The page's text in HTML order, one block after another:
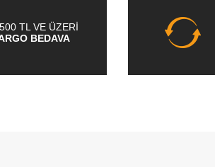
TL VE ÜZERİ
BEDAVA